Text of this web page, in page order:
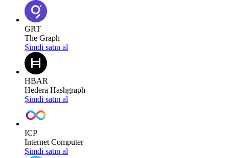
GRT
The Graph
Şimdi satın al
HBAR
Hedera Hashgraph
Şimdi satın al
ICP
Internet Computer
Şimdi satın al